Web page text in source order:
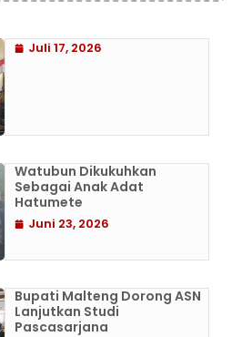
Juli 17, 2026
Watubun Dikukuhkan
Sebagai Anak Adat
Hatumete
Juni 23, 2026
Bupati Malteng Dorong ASN
Lanjutkan Studi
Pascasarjana